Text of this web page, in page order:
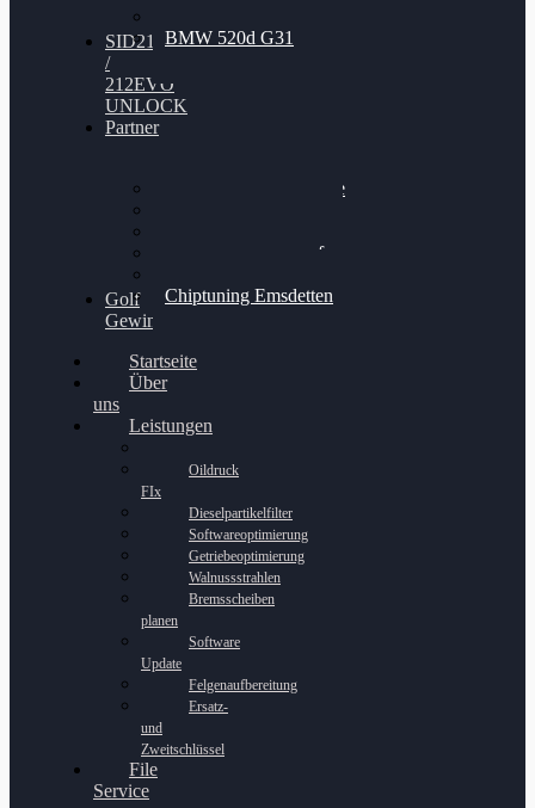
BMW 520d G31
SID212
/
212EVO
UNLOCK
Partner
Bilgenroth Performance
Chiptuning Schüttorf
Chiptuning Emsdetten
Golf
Gewinnspiel
Startseite
Über
uns
Leistungen
Oildruck
FIx
Dieselpartikelfilter
Softwareoptimierung
Getriebeoptimierung
Walnussstrahlen
Bremsscheiben
planen
Software
Update
Felgenaufbereitung
Ersatz-
und
Zweitschlüssel
File
Service